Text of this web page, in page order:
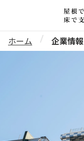
ホーム 企業情報